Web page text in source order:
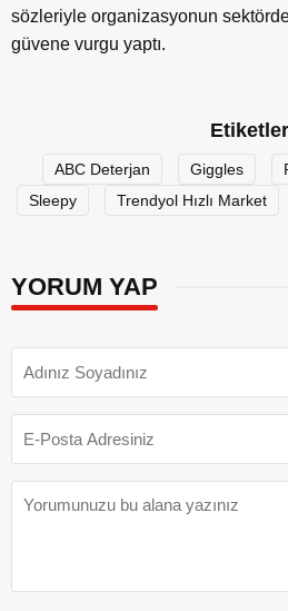
sözleriyle organizasyonun
güvene vurgu yaptı.
Etiketler
ABC Deterjan Giggles
Sleepy
Trendyol Hızlı Market
YORUM YAP